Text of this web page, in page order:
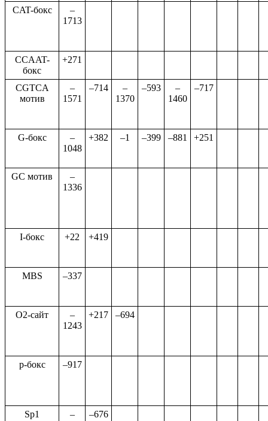
CAT-бокс
–
1713
CCAAT-
бокс
+271
CGTCA
мотив
–
1571
–714
–
1370
–593
–
1460
–717
G-бокс
–
1048
+382 –1 –399 –881 +251
GC мотив
–
1336
I-бокс +22 +419
MBS –337
O2-сайт
–
1243
+217 –694
p-бокс –917
Sp1
–
–676